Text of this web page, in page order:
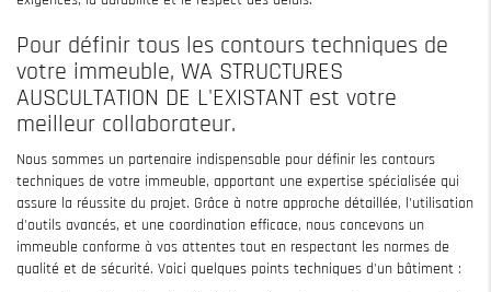
Pour définir tous les contours techniques de
votre immeuble, WA STRUCTURES
AUSCULTATION DE L'EXISTANT est votre
meilleur collaborateur.
Nous sommes un partenaire indispensable pour définir les contours
techniques de votre immeuble, apportant une expertise spécialisée qui
assure la réussite du projet. Grâce à notre approche détaillée, l'utilisation
d'outils avancés, et une coordination efficace, nous concevons un
immeuble conforme à vos attentes tout en respectant les normes de
qualité et de sécurité. Voici quelques points techniques d'un bâtiment :